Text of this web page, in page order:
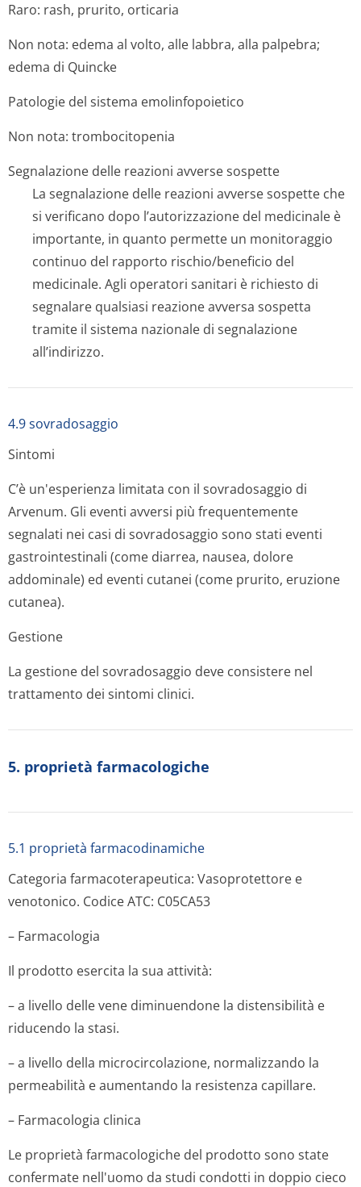
Raro: rash, prurito, orticaria
Non nota: edema al volto, alle labbra, alla palpebra;
edema di Quincke
Patologie del sistema emolinfopoietico
Non nota: trombocitopenia
Segnalazione delle reazioni avverse sospette
La segnalazione delle reazioni avverse sospette che
si verificano dopo l’autorizzazione del medicinale è
importante, in quanto permette un monitoraggio
continuo del rapporto rischio/beneficio del
medicinale. Agli operatori sanitari è richiesto di
segnalare qualsiasi reazione avversa sospetta
tramite il sistema nazionale di segnalazione
all’indirizzo.
4.9 sovradosaggio
Sintomi
C’è un'esperienza limitata con il sovradosaggio di
Arvenum. Gli eventi avversi più frequentemente
segnalati nei casi di sovradosaggio sono stati eventi
gastrointestinali (come diarrea, nausea, dolore
addominale) ed eventi cutanei (come prurito, eruzione
cutanea).
Gestione
La gestione del sovradosaggio deve consistere nel
trattamento dei sintomi clinici.
5. proprietà farmacologiche
5.1 proprietà farmacodinamiche
Categoria farmacoterapeutica: Vasoprotettore e
venotonico. Codice ATC: C05CA53
– Farmacologia
Il prodotto esercita la sua attività:
– a livello delle vene diminuendone la distensibilità e
riducendo la stasi.
– a livello della microcircolazione, normalizzando la
permeabilità e aumentando la resistenza capillare.
– Farmacologia clinica
Le proprietà farmacologiche del prodotto sono state
confermate nell'uomo da studi condotti in doppio cieco